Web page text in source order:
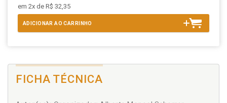
em 2x de R$ 32,35
ADICIONAR AO CARRINHO
FICHA TÉCNICA